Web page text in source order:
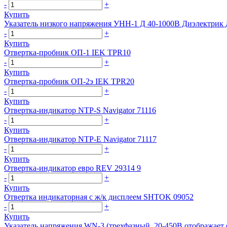
-
+
Купить
Указатель низкого напряжения УНН-1 Д 40-1000В Диэлектрик
-
+
Купить
Отвертка-пробник ОП-1 IEK TPR10
-
+
Купить
Отвертка-пробник ОП-2э IEK TPR20
-
+
Купить
Отвертка-индикатор NTP-S Navigator 71116
-
+
Купить
Отвертка-индикатор NTP-E Navigator 71117
-
+
Купить
Отвертка-индикатор евро REV 29314 9
-
+
Купить
Отвертка индикаторная с ж/к дисплеем SHTOK 09052
-
+
Купить